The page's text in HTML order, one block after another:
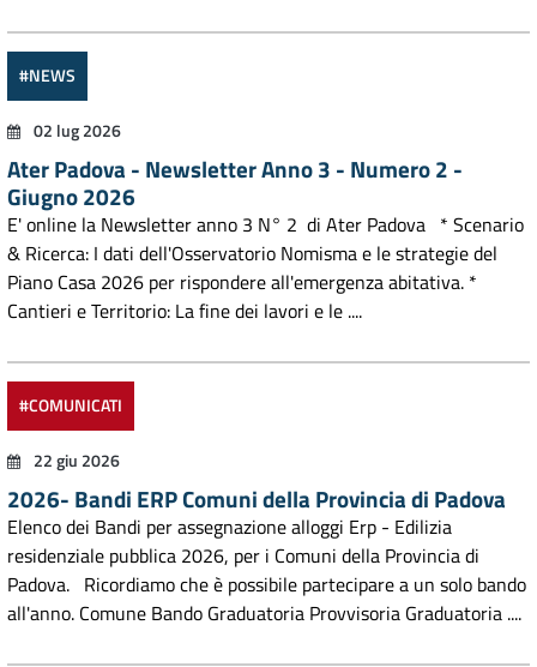
#NEWS
02 lug 2026
Ater Padova - Newsletter Anno 3 - Numero 2 -
Giugno 2026
E' online la Newsletter anno 3 N° 2 di Ater Padova * Scenario
& Ricerca: I dati dell'Osservatorio Nomisma e le strategie del
Piano Casa 2026 per rispondere all'emergenza abitativa. *
Cantieri e Territorio: La fine dei lavori e le ....
#COMUNICATI
22 giu 2026
2026- Bandi ERP Comuni della Provincia di Padova
Elenco dei Bandi per assegnazione alloggi Erp - Edilizia
residenziale pubblica 2026, per i Comuni della Provincia di
Padova. Ricordiamo che è possibile partecipare a un solo bando
all'anno. Comune Bando Graduatoria Provvisoria Graduatoria ....